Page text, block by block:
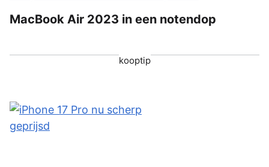
MacBook Air 2023 in een notendop
kooptip